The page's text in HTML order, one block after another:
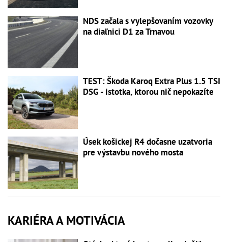
NDS začala s vylepšovaním vozovky
na diaľnici D1 za Trnavou
TEST: Škoda Karoq Extra Plus 1.5 TSI
DSG - istotka, ktorou nič nepokazíte
Úsek košickej R4 dočasne uzatvoria
pre výstavbu nového mosta
KARIÉRA A MOTIVÁCIA